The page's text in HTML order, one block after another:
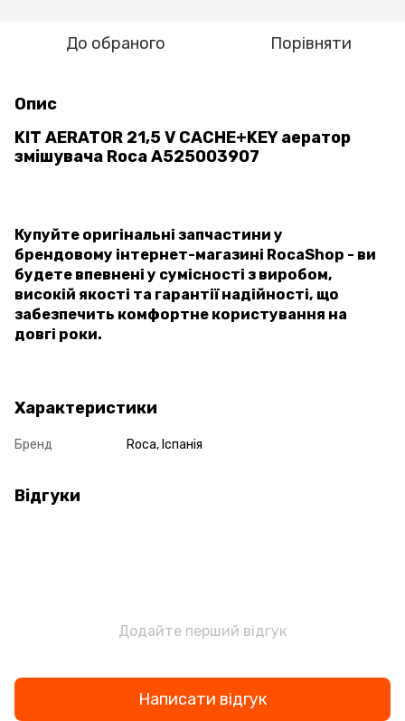
До обраного Порівняти
Опис
KIT AERATOR 21,5 V CACHE+KEY аератор
змішувача Roca A525003907
Купуйте оригінальні запчастини у
брендовому інтернет-магазині RocaShop - ви
будете впевнені у сумісності з виробом,
високій якості та гарантії надійності, що
забезпечить комфортне користування на
довгі роки.
Характеристики
Бренд Roca, Іспанія
Відгуки
Додайте перший відгук
Написати відгук